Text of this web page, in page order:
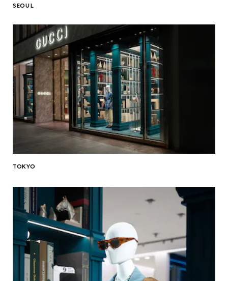
SEOUL
TOKYO